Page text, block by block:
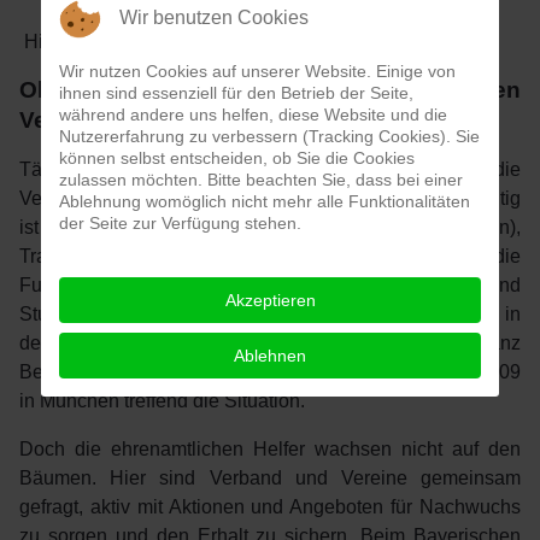
Hintergrund des Ehrenamtes
Ohne ehrenamtliche Mitarbeiter geht bei den
Vereinen nichts
Täglich sorgen viele Tausende Menschen dafür, dass die
Vereinslandschaft in Fußball-Bayern so bunt und vielfältig
ist - ehrenamtlich. Sie sind Vorstand, Abteilungsleiter(in),
Trainer(in), Betreuer(in), sorgen dafür, dass die
Fußballplätze bespielbar sind und die Trikots, Hosen und
Stutzen sauber. "Ohne die ehrenamtliche Mitarbeit rollt in
den Vereinen kein Ball", erklärte "Kaiser" Franz
Beckenbauer bei der BFV-Ehrenamtspreisverleihung 2009
in München treffend die Situation.
Doch die ehrenamtlichen Helfer wachsen nicht auf den
Bäumen. Hier sind Verband und Vereine gemeinsam
gefragt, aktiv mit Aktionen und Angeboten für Nachwuchs
Wir benutzen Cookies
Wir nutzen Cookies auf unserer Website. Einige von
ihnen sind essenziell für den Betrieb der Seite,
während andere uns helfen, diese Website und die
Nutzererfahrung zu verbessern (Tracking Cookies). Sie
können selbst entscheiden, ob Sie die Cookies
zulassen möchten. Bitte beachten Sie, dass bei einer
Ablehnung womöglich nicht mehr alle Funktionalitäten
der Seite zur Verfügung stehen.
Akzeptieren
Ablehnen